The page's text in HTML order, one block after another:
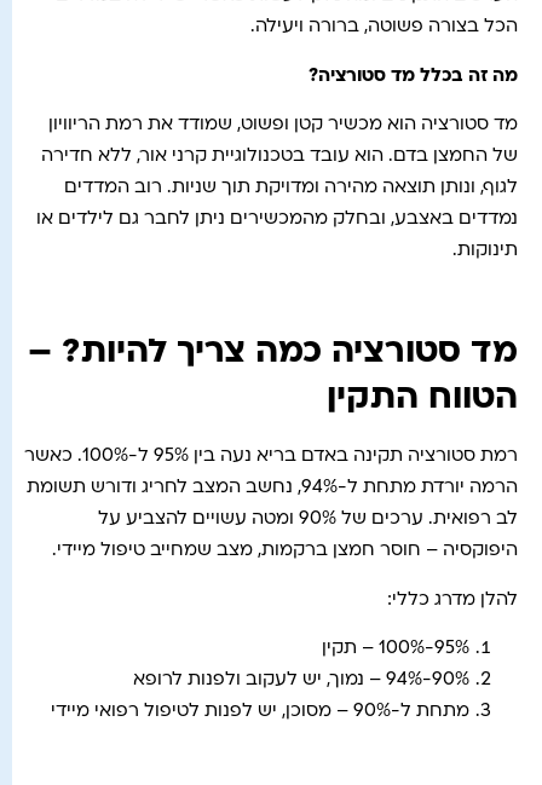
הכל בצורה פשוטה, ברורה ויעילה.
מה זה בכלל מד סטורציה?
מד סטורציה הוא מכשיר קטן ופשוט, שמודד את רמת הריוויון
של החמצן בדם. הוא עובד בטכנולוגיית קרני אור, ללא חדירה
לגוף, ונותן תוצאה מהירה ומדויקת תוך שניות. רוב המדדים
נמדדים באצבע, ובחלק מהמכשירים ניתן לחבר גם לילדים או
תינוקות.
מד סטורציה כמה צריך להיות? –
הטווח התקין
רמת סטורציה תקינה באדם בריא נעה בין 95% ל-100%. כאשר
הרמה יורדת מתחת ל-94%, נחשב המצב לחריג ודורש תשומת
לב רפואית. ערכים של 90% ומטה עשויים להצביע על
היפוקסיה – חוסר חמצן ברקמות, מצב שמחייב טיפול מיידי.
להלן מדרג כללי:
95%-100% – תקין
90%-94% – נמוך, יש לעקוב ולפנות לרופא
מתחת ל-90% – מסוכן, יש לפנות לטיפול רפואי מיידי